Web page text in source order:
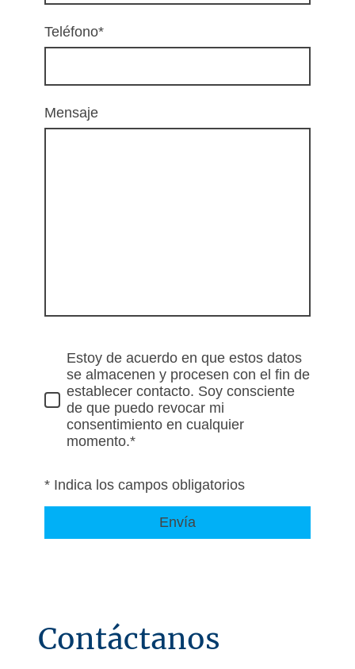
Teléfono*
Mensaje
Estoy de acuerdo en que estos datos
se almacenen y procesen con el fin de
establecer contacto. Soy consciente
de que puedo revocar mi
consentimiento en cualquier
momento.*
* Indica los campos obligatorios
Envía
Contáctanos